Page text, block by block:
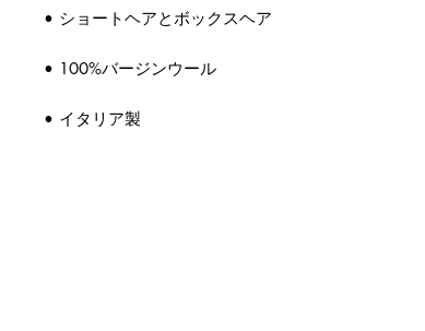
• ショートヘアとボックスヘア
• 100%バージンウール
• イタリア製